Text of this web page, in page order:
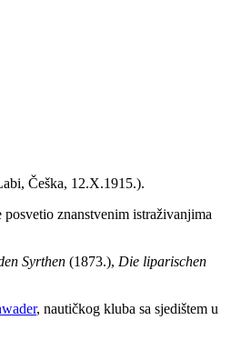
Češka, 12.X.1915.).
znanstvenim istraživanjima
Syrthen (1873.), Die liparischen
, nautičkog kluba sa sjedištem u